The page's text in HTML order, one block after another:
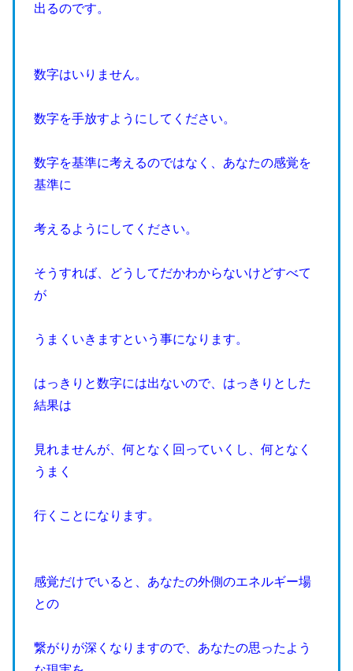
出るのです。
数字はいりません。
数字を手放すようにしてください。
数字を基準に考えるのではなく、あなたの感覚を
基準に
考えるようにしてください。
そうすれば、どうしてだかわからないけどすべて
が
うまくいきますという事になります。
はっきりと数字には出ないので、はっきりとした
結果は
見れませんが、何となく回っていくし、何となく
うまく
行くことになります。
感覚だけでいると、あなたの外側のエネルギー場
との
繋がりが深くなりますので、あなたの思ったよう